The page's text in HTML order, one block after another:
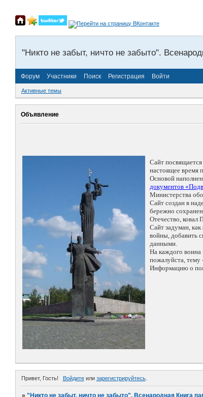
"Никто не забыт, ничто не забыто".
Форум Участники Поиск Регистрация Войти
Активные темы
Объявление
Сайт
настоящее время
Основой
документов
Министерства
Сайт создан в
бережно
Отечество, ковал
Сайт задуман,
войны, добавить
данными.
На каждого воина
пожалуйста, тему
Информацию о
Привет, Гость! Войдитеили зарегистрируйтесь.